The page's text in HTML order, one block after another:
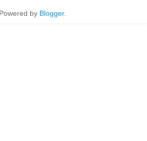
Powered by Blogger.